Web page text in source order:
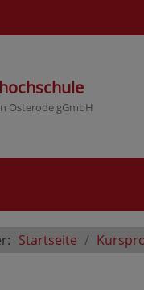
Osterode gGmbH
Startseite